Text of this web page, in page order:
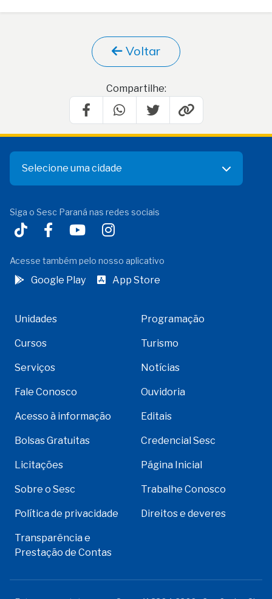
Voltar
Compartilhe:
Selecione uma cidade
Siga o Sesc Paraná nas redes sociais
Acesse também pelo nosso aplicativo
Google Play App Store
Unidades Programação
Cursos Turismo
Serviços Notícias
Fale Conosco Ouvidoria
Acesso à informação Editais
Bolsas Gratuitas Credencial Sesc
Licitações Página Inicial
Sobre o Sesc Trabalhe Conosco
Política de privacidade Direitos e deveres
Transparência e
Prestação de Contas